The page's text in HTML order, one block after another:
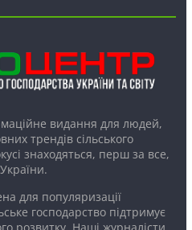
видання для людей,
трендів сільського
знаходяться, перш за все,
для популяризації
господарство підтримує